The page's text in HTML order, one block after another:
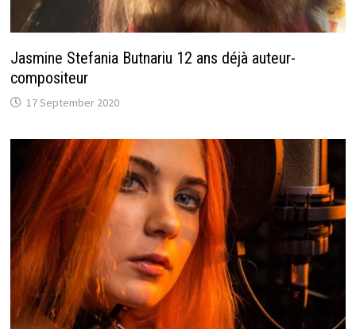
Jasmine Stefania Butnariu 12 ans déjà auteur-
compositeur
17 September 2020